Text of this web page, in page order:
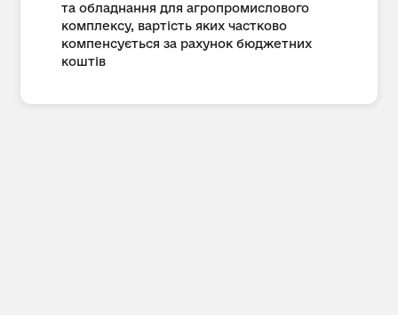
та обладнання для агропромислового
комплексу, вартість яких частково
компенсується за рахунок бюджетних
коштів